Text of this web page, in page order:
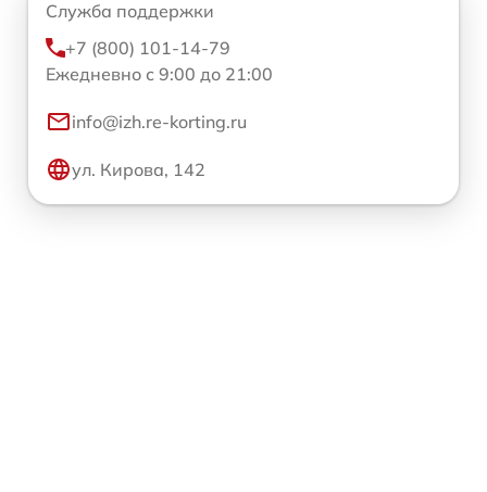
Служба поддержки
+7 (800) 101-14-79
Ежедневно с 9:00 до 21:00
info@izh.re-korting.ru
ул. Кирова, 142